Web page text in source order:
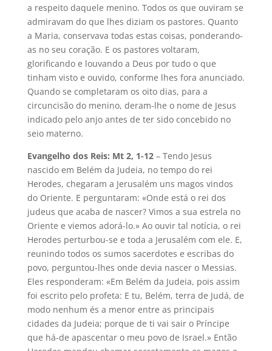
a respeito daquele menino. Todos os que ouviram se
admiravam do que lhes diziam os pastores. Quanto
a Maria, conservava todas estas coisas, ponderando-
as no seu coração. E os pastores voltaram,
glorificando e louvando a Deus por tudo o que
tinham visto e ouvido, conforme lhes fora anunciado.
Quando se completaram os oito dias, para a
circuncisão do menino, deram-lhe o nome de Jesus
indicado pelo anjo antes de ter sido concebido no
seio materno.
Evangelho dos Reis: Mt 2, 1-12– Tendo Jesus
nascido em Belém da Judeia, no tempo do rei
Herodes, chegaram a Jerusalém uns magos vindos
do Oriente. E perguntaram: «Onde está o rei dos
judeus que acaba de nascer? Vimos a sua estrela no
Oriente e viemos adorá-lo.» Ao ouvir tal notícia, o rei
Herodes perturbou-se e toda a Jerusalém com ele. E,
reunindo todos os sumos sacerdotes e escribas do
povo, perguntou-lhes onde devia nascer o Messias.
Eles responderam: «Em Belém da Judeia, pois assim
foi escrito pelo profeta: E tu, Belém, terra de Judá, de
modo nenhum és a menor entre as principais
cidades da Judeia; porque de ti vai sair o Príncipe
que há-de apascentar o meu povo de Israel.» Então